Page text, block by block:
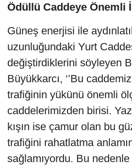
Ödüllü Caddeye Önemli
Güneş enerjisi ile
uzunluğundaki Yurt
değiştirdiklerini söyleyen
Büyükkarcı, ‘’Bu
trafiğinin yükünü önemli
caddelerimizden birisi.
kışın ise çamur olan bu
trafiğini rahatlatma
sağlamıyordu. Bu